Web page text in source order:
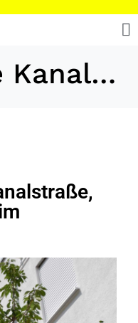
Wohnanlage Kanalstraße, Weilheim